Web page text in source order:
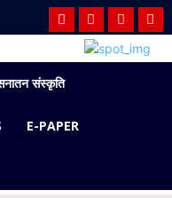
संस्कृति
E-PAPER